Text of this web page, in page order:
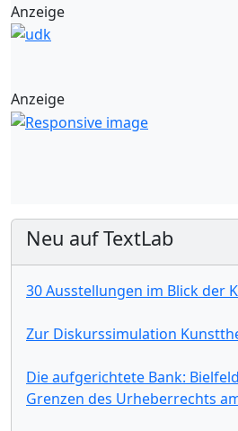
Anzeige
Anzeige
Neu auf TextLab
30 Ausstellungen im Blick der
Zur Diskurssimulation
Die aufgerichtete Bank:
Grenzen des Urheberrechts